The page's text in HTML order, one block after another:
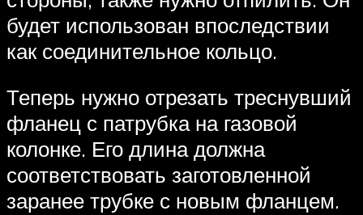
будет использован впоследствии
как соединительное кольцо.
Теперь нужно отрезать треснувший
фланец с патрубка на газовой
колонке. Его длина должна
соответствовать заготовленной
заранее трубке с новым фланцем.